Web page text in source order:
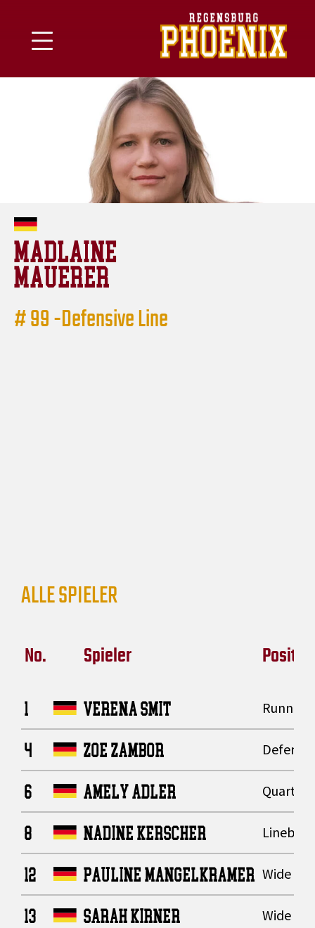
content
MADLAINE
MAUERER
# 99 -Defensive Line
ALLE SPIELER
No. Spieler
1 VERENA SMIT Running
4 ZOE ZAMBOR
6 AMELY ADLER
8 NADINE KERSCHER
12 PAULINE MANGELKRAMER Wide
13 SARAH KIRNER Wide